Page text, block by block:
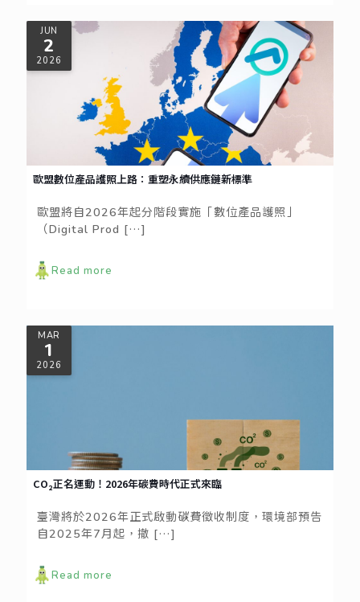
JUN
2
2026
歐盟數位產品護照上路：重塑永續供應鏈新標準
歐盟將自2026年起分階段實施「數位產品護照」
（Digital Prod […]
Read more
MAR
1
2026
CO₂正名運動！2026年碳費時代正式來臨
臺灣將於2026年正式啟動碳費徵收制度，環境部預告
自2025年7月起，撤 […]
Read more